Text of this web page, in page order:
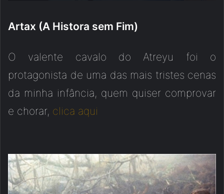
Artax (A Histora sem Fim)
O valente cavalo do Atreyu foi o
protagonista de uma das mais tristes cenas
da minha infância, quem quiser comprovar
e chorar, clica aqui